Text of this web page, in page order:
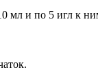
мл и по 5 игл к